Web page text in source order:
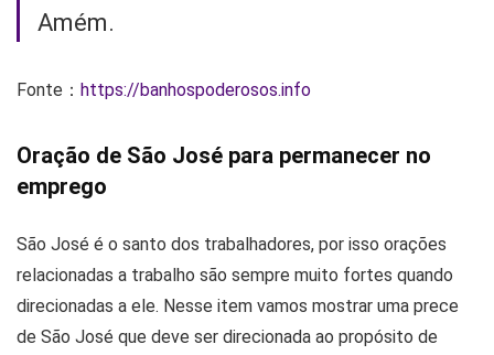
Amém.
Fonte： https://banhospoderosos.info
Oração de São José para permanecer no
emprego
São José é o santo dos trabalhadores, por isso orações
relacionadas a trabalho são sempre muito fortes quando
direcionadas a ele. Nesse item vamos mostrar uma prece
de São José que deve ser direcionada ao propósito de